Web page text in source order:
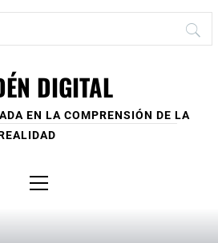
DIGITAL
EN LA COMPRENSIÓN DE LA
principal